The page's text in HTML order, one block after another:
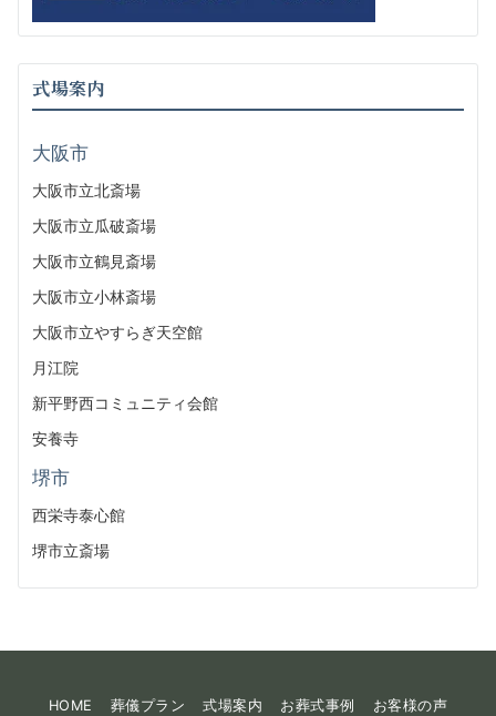
式場案内
大阪市
大阪市立北斎場
大阪市立瓜破斎場
大阪市立鶴見斎場
大阪市立小林斎場
大阪市立やすらぎ天空館
月江院
新平野西コミュニティ会館
安養寺
堺市
西栄寺泰心館
堺市立斎場
HOME 葬儀プラン 式場案内 お葬式事例 お客様の声